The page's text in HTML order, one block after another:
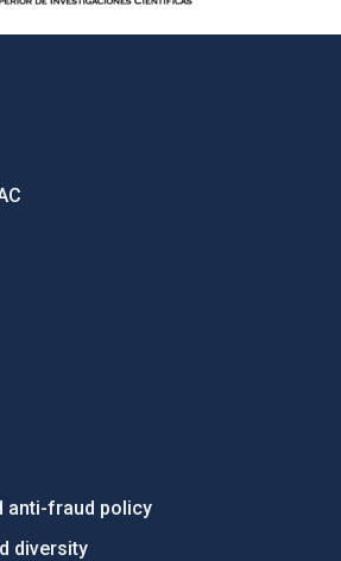
anti-fraud policy
diversity